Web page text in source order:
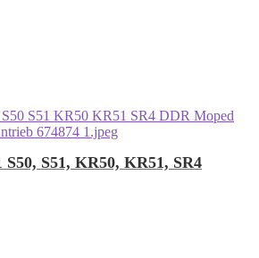
S51, KR50, KR51, SR4